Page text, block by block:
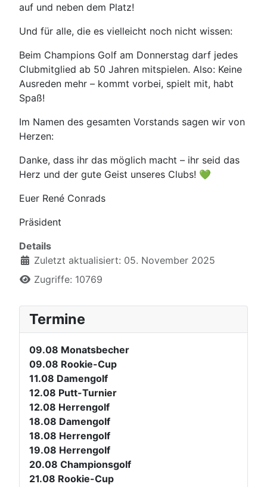
auf und neben dem Platz!
Und für alle, die es vielleicht noch nicht wissen:
Beim Champions Golf am Donnerstag darf jedes
Clubmitglied ab 50 Jahren mitspielen. Also: Keine
Ausreden mehr – kommt vorbei, spielt mit, habt
Spaß!
Im Namen des gesamten Vorstands sagen wir von
Herzen:
Danke, dass ihr das möglich macht – ihr seid das
Herz und der gute Geist unseres Clubs! 💚
Euer René Conrads
Präsident
Details
Zuletzt aktualisiert: 05. November 2025
Zugriffe: 10769
Termine
09.08 Monatsbecher
09.08 Rookie-Cup
11.08 Damengolf
12.08 Putt-Turnier
12.08 Herrengolf
18.08 Damengolf
18.08 Herrengolf
19.08 Herrengolf
20.08 Championsgolf
21.08 Rookie-Cup